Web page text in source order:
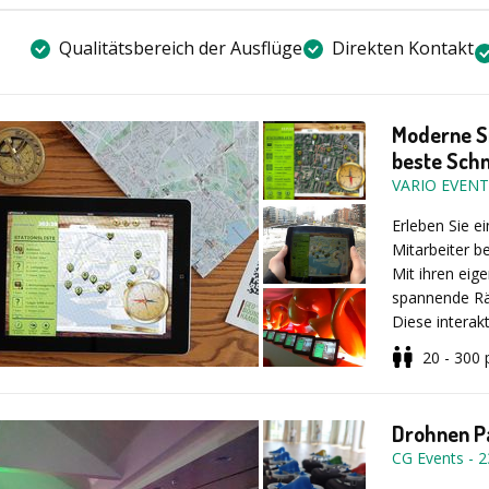
Ausführung
Rätsel,
Sind Sie
stellen und
Qualitätsbereich der Ausflüge Direkten Kontakt
Moderne
beste
VARIO EVENT
Erleben Sie
Mitarbeiter
Mit ihren
spannende
Diese
Teamgeist
✔ Komplette
20 - 300
Drohnen
CG Events -